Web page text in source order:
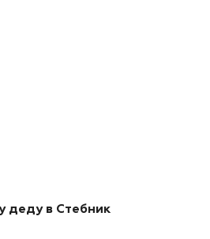
деду в Стебник